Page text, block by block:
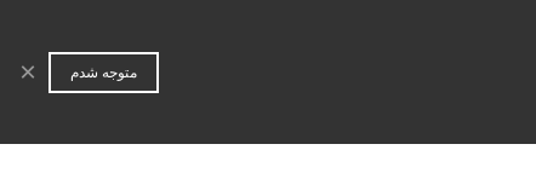
متوجه شدم ×